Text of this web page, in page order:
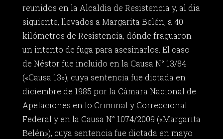
reunidos en la Alcaldia de Resistencia y, al dia
siguiente, llevados a Margarita Belén, a 40
kilómetros de Resistencia, dónde fraguaron
un intento de fuga para asesinarlos. El caso
de Néstor fue incluido en la Causa N° 13/84
(«Causa 13»), cuya sentencia fue dictada en
diciembre de 1985 por la Cámara Nacional de
Apelaciones en lo Criminal y Correccional
Federal y en la Causa N° 1074/2009 («Margarita
Belén»), cuya sentencia fue dictada en mayo